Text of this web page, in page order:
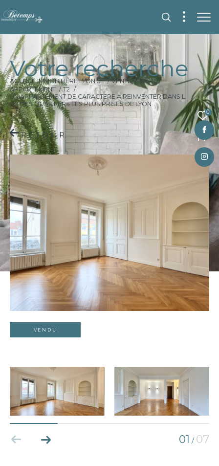
Fr
0
Votre recherche
AGENCE IMMOBILIÈRE LYON 5E VENTE
LYON
APPARTEMENT
T2
UN APPARTEMENT DE CARACTERE A REINVENTER DANS L
UN DES QUARTIERS LES PLUS PRISES DE LYON
RETOUR
VENDU
01 / 07